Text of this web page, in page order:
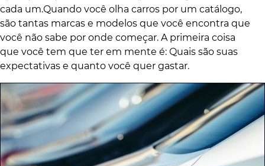
cada um.Quando você olha carros por um catálogo,
são tantas marcas e modelos que você encontra que
você não sabe por onde começar. A primeira coisa
que você tem que ter em mente é: Quais são suas
expectativas e quanto você quer gastar.